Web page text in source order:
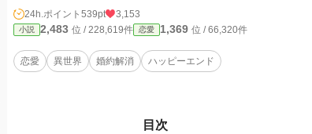
24h.ポイント 539pt 3,153
小説 2,483 位 / 228,619件 恋愛 1,369 位 / 66,320件
恋愛 異世界 婚約解消 ハッピーエンド
目次